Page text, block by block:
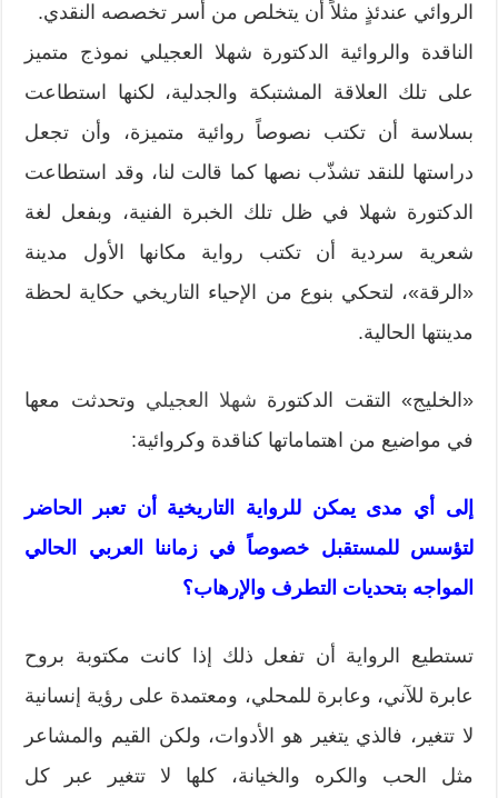
الروائي عندئذٍ مثلاً أن يتخلص من أسر تخصصه النقدي.
الناقدة والروائية الدكتورة شهلا العجيلي نموذج متميز
على تلك العلاقة المشتبكة والجدلية، لكنها استطاعت
بسلاسة أن تكتب نصوصاً روائية متميزة، وأن تجعل
دراستها للنقد تشذّب نصها كما قالت لنا، وقد استطاعت
الدكتورة شهلا في ظل تلك الخبرة الفنية، وبفعل لغة
شعرية سردية أن تكتب رواية مكانها الأول مدينة
«الرقة»، لتحكي بنوع من الإحياء التاريخي حكاية لحظة
مدينتها الحالية.
«الخليج» التقت الدكتورة شهلا العجيلي وتحدثت معها
في مواضيع من اهتماماتها كناقدة وكروائية:
إلى أي مدى يمكن للرواية التاريخية أن تعبر الحاضر
لتؤسس للمستقبل خصوصاً في زماننا العربي الحالي
المواجه بتحديات التطرف والإرهاب؟
تستطيع الرواية أن تفعل ذلك إذا كانت مكتوبة بروح
عابرة للآني، وعابرة للمحلي، ومعتمدة على رؤية إنسانية
لا تتغير، فالذي يتغير هو الأدوات، ولكن القيم والمشاعر
مثل الحب والكره والخيانة، كلها لا تتغير عبر كل